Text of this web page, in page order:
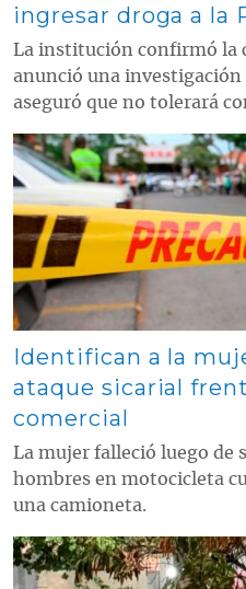
ingresar droga a la
La institución confirmó la
anunció una
aseguró que no tolerará
Contenido multimedia principal
Identifican a la
ataque sicarial
comercial
La mujer falleció luego de
hombres en motocicleta
una camioneta.
Contenido multimedia principal